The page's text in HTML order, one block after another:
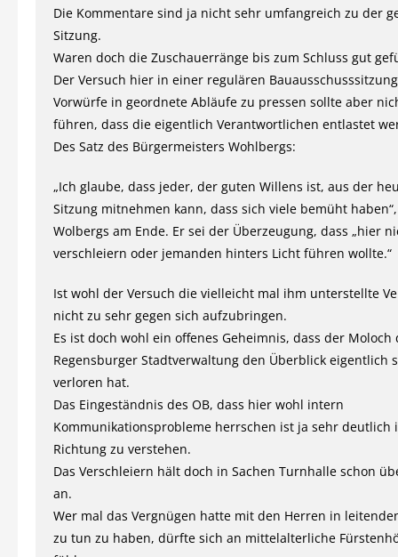
Die Kommentare sind ja nicht sehr umfangreich zu der
Sitzung.
Waren doch die Zuschauerränge bis zum Schluss gut
Der Versuch hier in einer regulären
Vorwürfe in geordnete Abläufe zu pressen sollte aber
führen, dass die eigentlich Verantwortlichen entlastet
Des Satz des Bürgermeisters Wohlbergs:
„Ich glaube, dass jeder, der guten Willens ist, aus der
Sitzung mitnehmen kann, dass sich viele bemüht haben“,
Wolbergs am Ende. Er sei der Überzeugung, dass „hier
verschleiern oder jemanden hinters Licht führen wollte.“
Ist wohl der Versuch die vielleicht mal ihm unterstellte
nicht zu sehr gegen sich aufzubringen.
Es ist doch wohl ein offenes Geheimnis, dass der Moloch
Regensburger Stadtverwaltung den Überblick eigentlich
verloren hat.
Das Eingeständnis des OB, dass hier wohl intern
Kommunikationsprobleme herrschen ist ja sehr deutlich
Richtung zu verstehen.
Das Verschleiern hält doch in Sachen Turnhalle schon
an.
Wer mal das Vergnügen hatte mit den Herren in
zu tun zu haben, dürfte sich an mittelalterliche